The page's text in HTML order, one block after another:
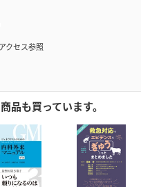
クセス参照
品も買っています。